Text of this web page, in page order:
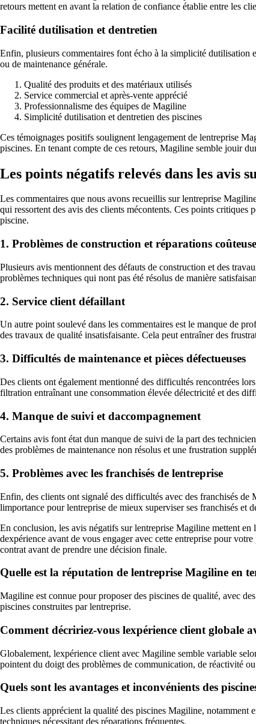
retours mettent en avant la relation de confiance établie entre les
Facilité dutilisation et dentretien
Enfin, plusieurs commentaires font écho à la simplicité dutilisation
ou de maintenance générale.
Qualité des produits et des matériaux utilisés
Service commercial et après-vente apprécié
Professionnalisme des équipes de Magiline
Simplicité dutilisation et dentretien des piscines
Ces témoignages positifs soulignent lengagement de lentreprise
piscines. En tenant compte de ces retours, Magiline semble jouir
Les points négatifs relevés dans les avis
Les commentaires que nous avons recueillis sur lentreprise
qui ressortent des avis des clients mécontents. Ces points
piscine.
1. Problèmes de construction et réparations
Plusieurs avis mentionnent des défauts de construction et des
problèmes techniques qui nont pas été résolus de manière
2. Service client défaillant
Un autre point soulevé dans les commentaires est le manque de
des travaux de qualité insatisfaisante. Cela peut entraîner des
3. Difficultés de maintenance et pièces défectueuses
Des clients ont également mentionné des difficultés rencontrées
filtration entraînant une consommation élevée délectricité et des
4. Manque de suivi et daccompagnement
Certains avis font état dun manque de suivi de la part des
des problèmes de maintenance non résolus et une frustration
5. Problèmes avec les franchisés de lentreprise
Enfin, des clients ont signalé des difficultés avec des franchisés
limportance pour lentreprise de mieux superviser ses franchisés et
En conclusion, les avis négatifs sur lentreprise Magiline mettent en
dexpérience avant de vous engager avec cette entreprise pour
contrat avant de prendre une décision finale.
Quelle est la réputation de lentreprise Magiline en
Magiline est connue pour proposer des piscines de qualité, avec
piscines construites par lentreprise.
Comment décririez-vous lexpérience client globale
Globalement, lexpérience client avec Magiline semble variable
pointent du doigt des problèmes de communication, de réactivité
Quels sont les avantages et inconvénients des
Les clients apprécient la qualité des piscines Magiline, notamment
techniques nécessitant des réparations fréquentes.